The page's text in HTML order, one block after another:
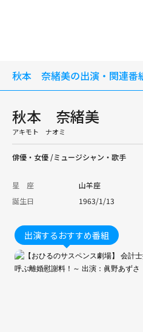
秋本 奈緒美の出演・関連番
秋本 奈緒美
アキモト ナオミ
俳優・女優 /ミュージシャン・歌手
星 座
山羊座
誕生日
1963/1/13
出演するおすすめ番組